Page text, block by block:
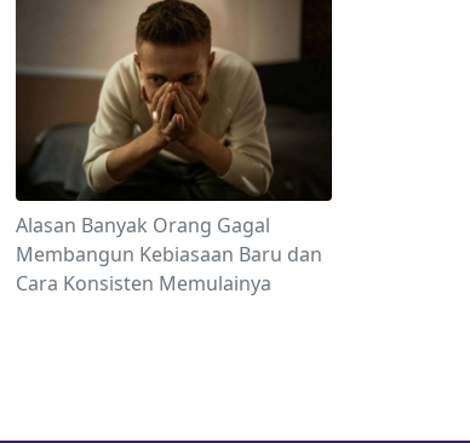
Alasan Banyak Orang Gagal
Membangun Kebiasaan Baru dan
Cara Konsisten Memulainya